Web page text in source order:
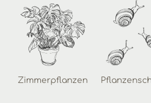
Zimmerpflanzen